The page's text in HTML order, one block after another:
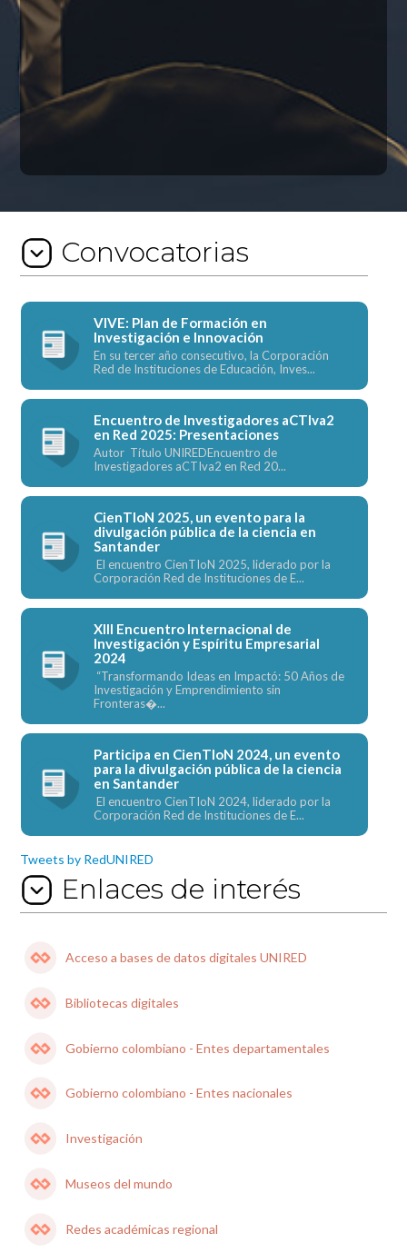
Convocatorias
VIVE: Plan de Formación en
Investigación e Innovación
En su tercer año consecutivo, la Corporación
Red de Instituciones de Educación, Inves...
Encuentro de Investigadores aCTIva2
en Red 2025: Presentaciones
Autor Título UNIREDEncuentro de
Investigadores aCTIva2 en Red 20...
CienTIoN 2025, un evento para la
divulgación pública de la ciencia en
Santander
El encuentro CienTIoN 2025, liderado por la
Corporación Red de Instituciones de E...
XIII Encuentro Internacional de
Investigación y Espíritu Empresarial
2024
“Transformando Ideas en Impactó: 50 Años de
Investigación y Emprendimiento sin
Fronteras�...
Participa en CienTIoN 2024, un evento
para la divulgación pública de la ciencia
en Santander
El encuentro CienTIoN 2024, liderado por la
Corporación Red de Instituciones de E...
Tweets by RedUNIRED
Enlaces de interés
Acceso a bases de datos digitales UNIRED
Bibliotecas digitales
Gobierno colombiano - Entes departamentales
Gobierno colombiano - Entes nacionales
Investigación
Museos del mundo
Redes académicas regional